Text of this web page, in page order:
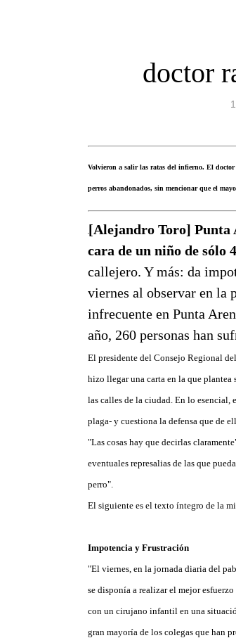
doctor
Volvieron a salir las ratas del infierno. El
perros abandonados, sin mencionar que el
[Alejandro Toro] Punta
cara de un niño de sólo
callejero. Y más: da
viernes al observar en la
infrecuente en Punta
año, 260 personas han
El presidente del Consejo Regional
hizo llegar una carta en la que plantea
las calles de la ciudad. En lo esencial,
plaga- y cuestiona la defensa que de
"Las cosas hay que decirlas
eventuales represalias de las que
perro".
El siguiente es el texto íntegro de la
Impotencia y Frustración
"El viernes, en la jornada diaria del
se disponía a realizar el mejor
con un cirujano infantil en una
gran mayoría de los colegas que han